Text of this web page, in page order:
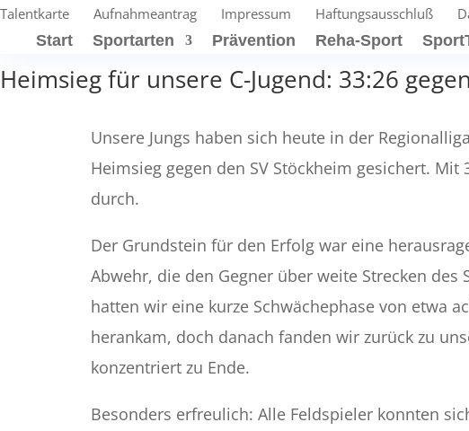
Talentkarte Aufnahmeantrag Impressum Haftungsausschluß
Start
Sportarten Prävention Reha-Sport
Heimsieg für unsere C-Jugend: 33:26
Unsere Jungs haben sich heute in der
Heimsieg gegen den SV Stöckheim gesichert.
durch.
Der Grundstein für den Erfolg war eine
Abwehr, die den Gegner über weite Strecken
hatten wir eine kurze Schwächephase von etwa
herankam, doch danach fanden wir zurück zu
konzentriert zu Ende.
Besonders erfreulich: Alle Feldspieler konnten